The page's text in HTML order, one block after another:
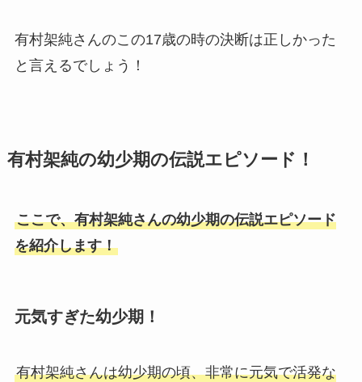
有村架純さんのこの17歳の時の決断は正しかった
と言えるでしょう！
有村架純の幼少期の伝説エピソード！
ここで、有村架純さんの幼少期の伝説エピソード
を紹介します！
元気すぎた幼少期！
有村架純さんは幼少期の頃、非常に元気で活発な